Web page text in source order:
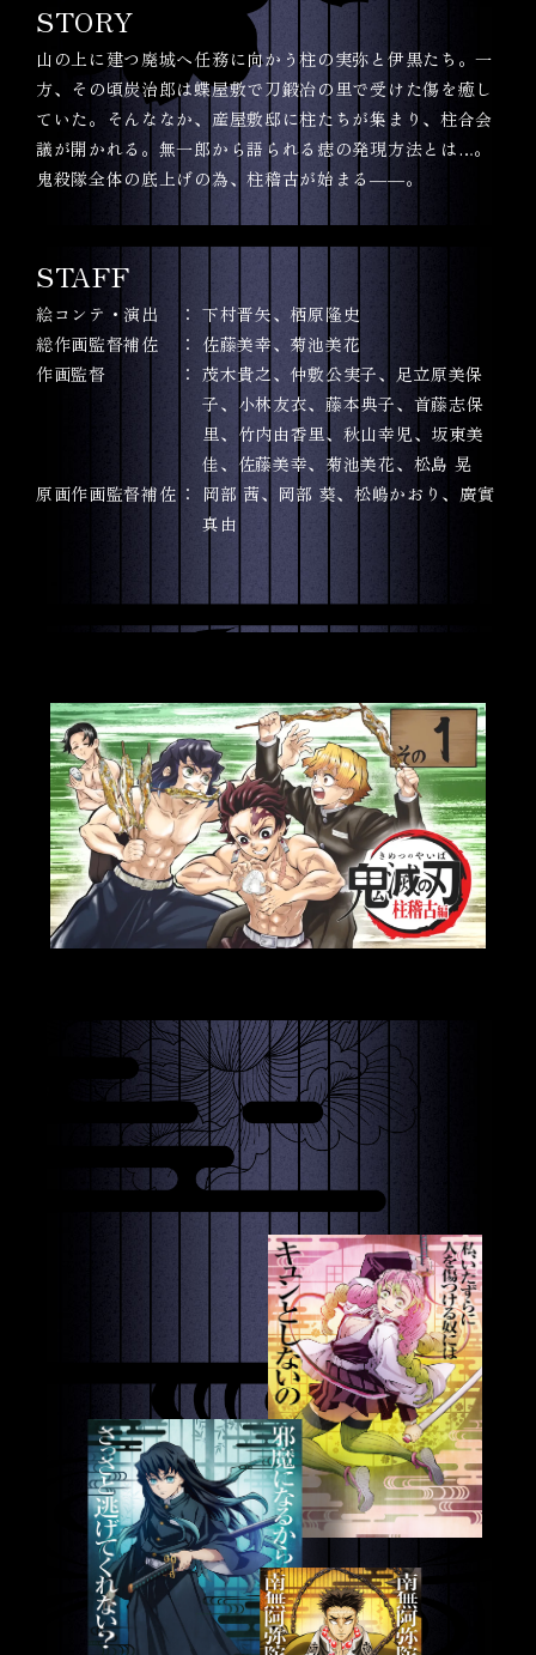
STORY
山の上に建つ廃城へ任務に向かう柱の実弥と伊黒たち。一
方、その頃炭治郎は蝶屋敷で刀鍛冶の里で受けた傷を癒し
ていた。そんななか、産屋敷邸に柱たちが集まり、柱合会
議が開かれる。無一郎から語られる痣の発現方法とは…。
鬼殺隊全体の底上げの為、柱稽古が始まる――。
STAFF
絵コンテ・演出
下村晋矢、栖原隆史
総作画監督補佐
佐藤美幸、菊池美花
作画監督
茂木貴之、仲敷公実子、足立原美保
子、小林友衣、藤本典子、首藤志保
里、竹内由香里、秋山幸児、坂東美
佳、佐藤美幸、菊池美花、松島 晃
原画作画監督補佐
岡部 茜、岡部 葵、松嶋かおり、廣實
真由